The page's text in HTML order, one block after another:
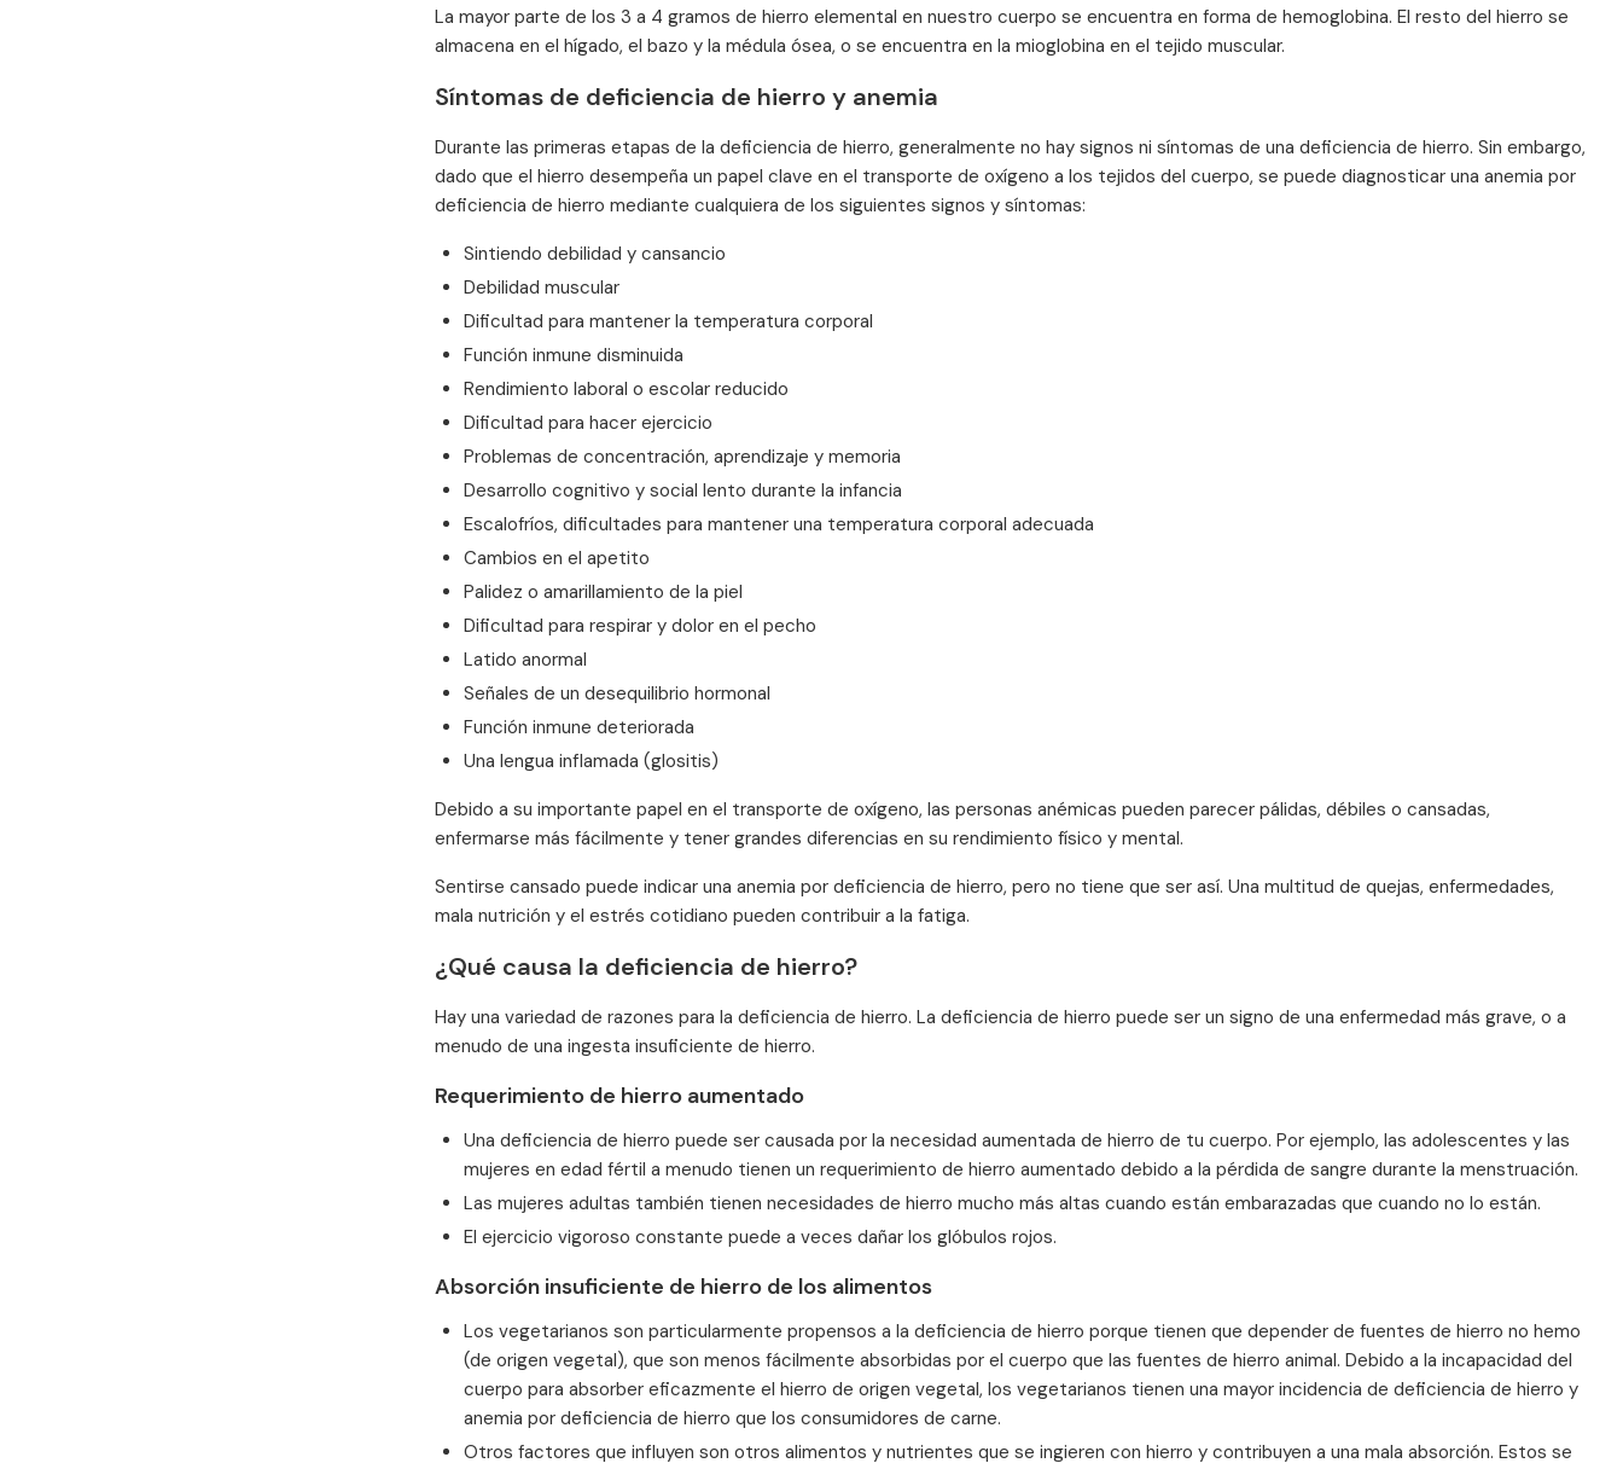
La mayor parte de los 3 a 4 gramos de hierro elemental en nuestro cuerpo se encuentra en forma de hemoglobina. El resto del hierro se
almacena en el hígado, el bazo y la médula ósea, o se encuentra en la mioglobina en el tejido muscular.
Síntomas de deficiencia de hierro y anemia
Durante las primeras etapas de la deficiencia de hierro, generalmente no hay signos ni síntomas de una deficiencia de hierro. Sin embargo,
dado que el hierro desempeña un papel clave en el transporte de oxígeno a los tejidos del cuerpo, se puede diagnosticar una anemia por
deficiencia de hierro mediante cualquiera de los siguientes signos y síntomas:
Sintiendo debilidad y cansancio
Debilidad muscular
Dificultad para mantener la temperatura corporal
Función inmune disminuida
Rendimiento laboral o escolar reducido
Dificultad para hacer ejercicio
Problemas de concentración, aprendizaje y memoria
Desarrollo cognitivo y social lento durante la infancia
Escalofríos, dificultades para mantener una temperatura corporal adecuada
Cambios en el apetito
Palidez o amarillamiento de la piel
Dificultad para respirar y dolor en el pecho
Latido anormal
Señales de un desequilibrio hormonal
Función inmune deteriorada
Una lengua inflamada (glositis)
Debido a su importante papel en el transporte de oxígeno, las personas anémicas pueden parecer pálidas, débiles o cansadas,
enfermarse más fácilmente y tener grandes diferencias en su rendimiento físico y mental.
Sentirse cansado puede indicar una anemia por deficiencia de hierro, pero no tiene que ser así. Una multitud de quejas, enfermedades,
mala nutrición y el estrés cotidiano pueden contribuir a la fatiga.
¿Qué causa la deficiencia de hierro?
Hay una variedad de razones para la deficiencia de hierro. La deficiencia de hierro puede ser un signo de una enfermedad más grave, o a
menudo de una ingesta insuficiente de hierro.
Requerimiento de hierro aumentado
Una deficiencia de hierro puede ser causada por la necesidad aumentada de hierro de tu cuerpo. Por ejemplo, las adolescentes y las
mujeres en edad fértil a menudo tienen un requerimiento de hierro aumentado debido a la pérdida de sangre durante la menstruación.
Las mujeres adultas también tienen necesidades de hierro mucho más altas cuando están embarazadas que cuando no lo están.
El ejercicio vigoroso constante puede a veces dañar los glóbulos rojos.
Absorción insuficiente de hierro de los alimentos
Los vegetarianos son particularmente propensos a la deficiencia de hierro porque tienen que depender de fuentes de hierro no hemo
(de origen vegetal), que son menos fácilmente absorbidas por el cuerpo que las fuentes de hierro animal. Debido a la incapacidad del
cuerpo para absorber eficazmente el hierro de origen vegetal, los vegetarianos tienen una mayor incidencia de deficiencia de hierro y
anemia por deficiencia de hierro que los consumidores de carne.
Otros factores que influyen son otros alimentos y nutrientes que se ingieren con hierro y contribuyen a una mala absorción. Estos se